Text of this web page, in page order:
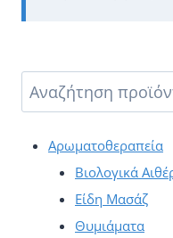
Αρωματοθεραπεία
Βιολογικά
Είδη Μασάζ
Θυμιάματα